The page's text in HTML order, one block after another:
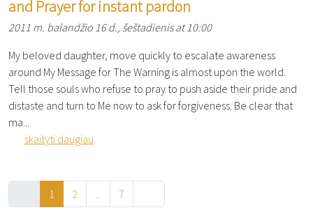
and Prayer for instant pardon
2011 m. balandžio 16 d., šeštadienis at 10:00
My beloved daughter, move quickly to escalate awareness
around My Message for The Warning is almost upon the world.
Tell those souls who refuse to pray to push aside their pride and
distaste and turn to Me now to ask for forgiveness. Be clear that
ma...
skaityti daugiau
1 2 ... 7